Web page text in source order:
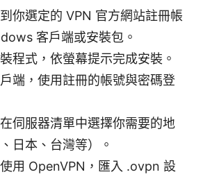
你選定的 VPN 官方網站註冊帳
客戶端或安裝包。
程式，依螢幕提示完成安裝。
端，使用註冊的帳號與密碼登
伺服器清單中選擇你需要的地
日本、台灣等）。
用 OpenVPN，匯入 .ovpn 設